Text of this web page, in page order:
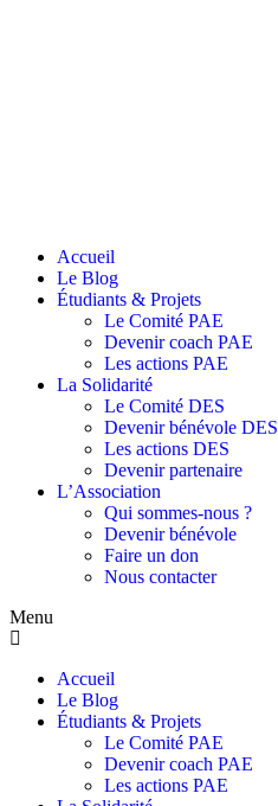
Accueil
Le Blog
Étudiants & Projets
Le Comité PAE
Devenir coach PAE
Les actions PAE
La Solidarité
Le Comité DES
Devenir bénévole DES
Les actions DES
Devenir partenaire
L’Association
Qui sommes-nous ?
Devenir bénévole
Faire un don
Nous contacter
Menu
Accueil
Le Blog
Étudiants & Projets
Le Comité PAE
Devenir coach PAE
Les actions PAE